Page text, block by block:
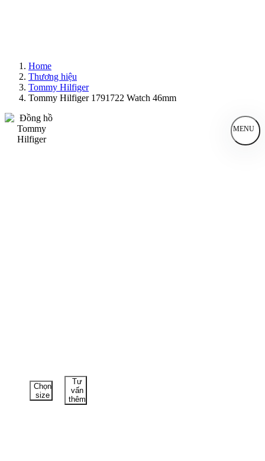
Home
Thương hiệu
Tommy Hilfiger
Tommy Hilfiger 1791722 Watch 46mm
MENU
Chọn
size
Tư
vấn
thêm